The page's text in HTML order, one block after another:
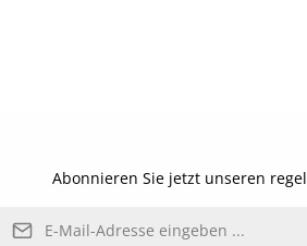
Abonnieren Sie jetzt unseren
E-Mail-Adresse*